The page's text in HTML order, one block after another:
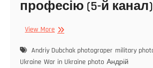
професію (5-й канал)
View More
Andriy Dubchak photograper military
Ukraine War in Ukraine photo Андрій